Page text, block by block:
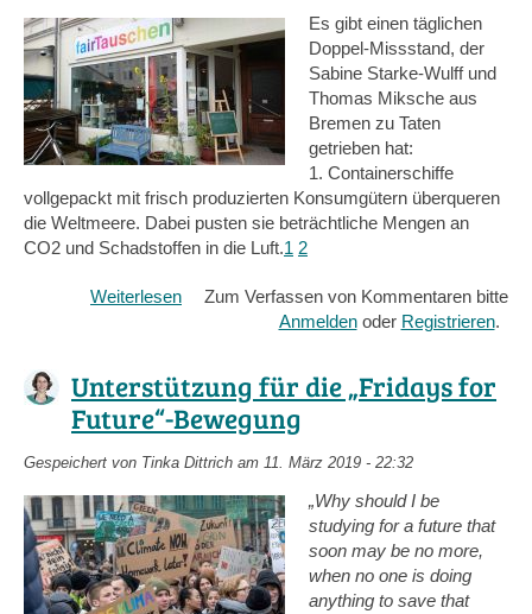
Es gibt einen täglichen
Doppel-Missstand, der
Sabine Starke-Wulff und
Thomas Miksche aus
Bremen zu Taten
getrieben hat:
1. Containerschiffe
vollgepackt mit frisch produzierten Konsumgütern überqueren
die Weltmeere. Dabei pusten sie beträchtliche Mengen an
CO2 und Schadstoffen in die Luft.1 2
Weiterlesen über
Märchen
aus
Findorff
Zum Verfassen von Kommentaren bitte
Anmeldenoder Registrieren.
Unterstützung für die „Fridays for
Future“-Bewegung
Gespeichert von Tinka Dittrich am 11. März 2019 - 22:32
„Why should I be
studying for a future that
soon may be no more,
when no one is doing
anything to save that